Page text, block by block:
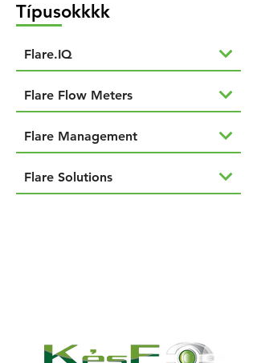
Típusokkkk
Flare.IQ
Flare Flow Meters
Flare Management
Flare Solutions